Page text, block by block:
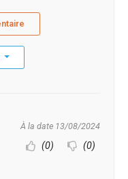
À la date 13/08/2024
(0) (0)